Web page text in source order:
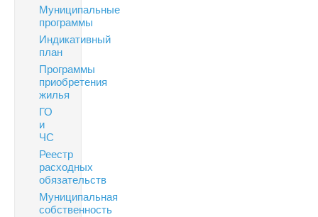
Муниципальные
программы
Индикативный
план
Программы
приобретения
жилья
ГО
и
ЧС
Реестр
расходных
обязательств
Муниципальная
собственность